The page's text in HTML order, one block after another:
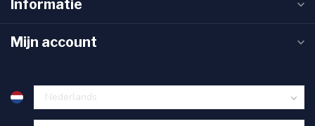
Informatie
Mijn account